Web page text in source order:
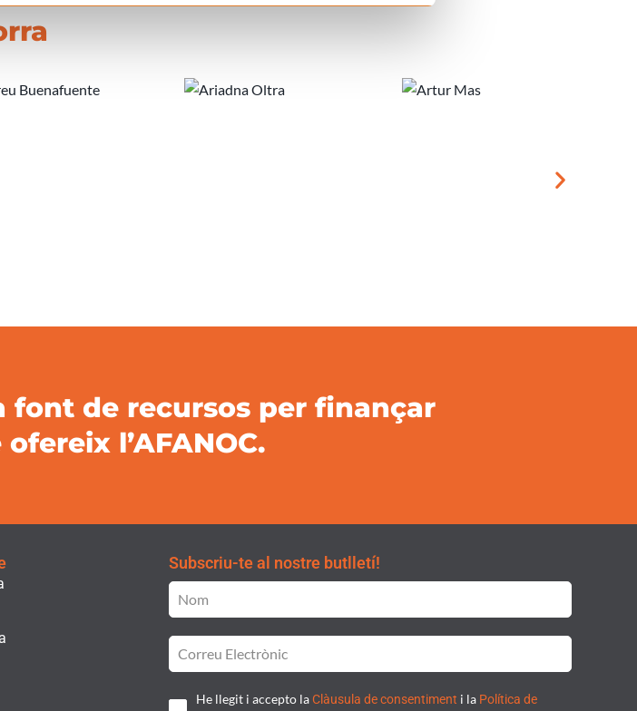
font de recursos per finançar
l’AFANOC.
Subscriu-te al nostre butlletí!
He llegit i accepto laClàusula de consentiment i la Política de